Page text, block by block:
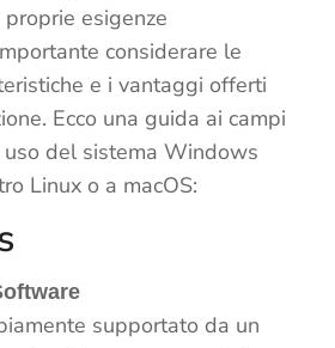
esigenze
considerare le
e i vantaggi offerti
Ecco una guida ai campi
del sistema Windows
Linux o a macOS:
supportato da un